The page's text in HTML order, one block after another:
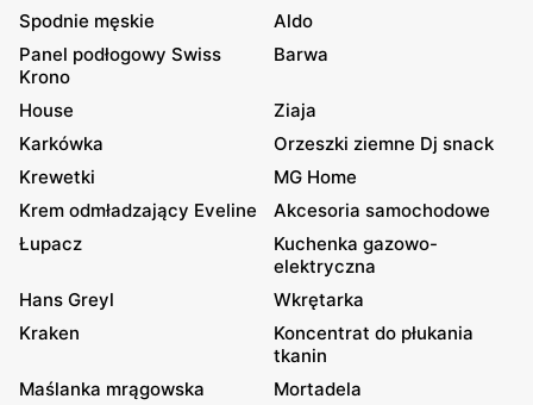
Spodnie męskie
Aldo
Panel podłogowy Swiss
Krono
Barwa
House
Ziaja
Karkówka
Orzeszki ziemne Dj snack
Krewetki
MG Home
Krem odmładzający Eveline
Akcesoria samochodowe
Łupacz
Kuchenka gazowo-
elektryczna
Hans Greyl
Wkrętarka
Kraken
Koncentrat do płukania
tkanin
Maślanka mrągowska
Mortadela